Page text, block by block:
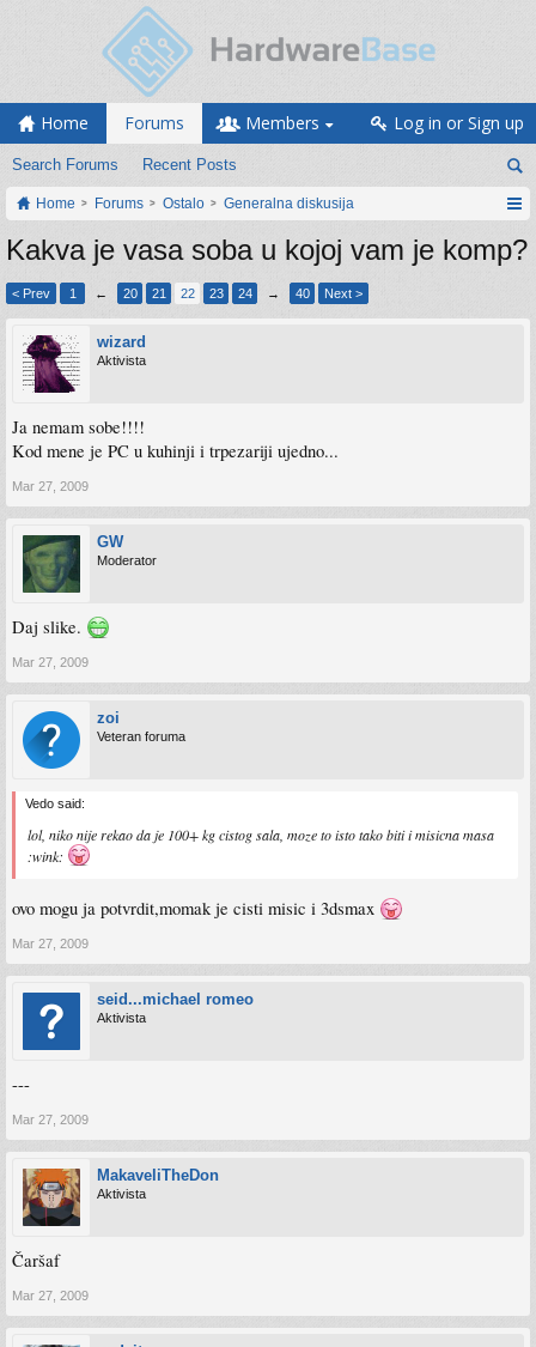
Home Forums
Search Forums Recent Posts
Members Log in or Sign up
Home Forums Ostalo Generalna diskusija
Kakva je vasa soba u kojoj vam je komp?
< Prev 1 ← 20 21 22 23 24 → 40 Next >
wizard
Aktivista
Ja nemam sobe!!!!
Kod mene je PC u kuhinji i trpezariji ujedno...
Mar 27, 2009
GW
Moderator
Daj slike.
Mar 27, 2009
zoi
Veteran foruma
Vedo said:
lol, niko nije rekao da je 100+ kg cistog sala, moze to isto tako biti i misicna masa
:wink:
ovo mogu ja potvrdit,momak je cisti misic i 3dsmax
Mar 27, 2009
seid...michael romeo
Aktivista
---
Mar 27, 2009
MakaveliTheDon
Aktivista
Čaršaf
Mar 27, 2009